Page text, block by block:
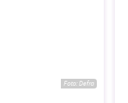
Foto:Defra